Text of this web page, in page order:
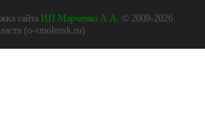
сайта ИП Марченко А.А. © 2009-2026
(o-smolensk.ru)